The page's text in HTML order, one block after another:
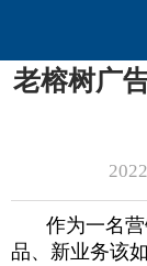
老榕树广
作为一名
品、新业务该